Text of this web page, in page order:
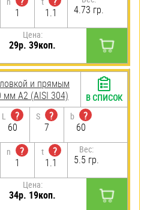
1
1.1
4.73 гр.
Цена:
29р. 39коп.
и прямым
мм А2 (AISI 304)
L
?
60
S
?
7
b
?
60
n
?
1
t
?
1.1
Вес:
5.5 гр.
Цена:
34р. 19коп.
В СПИСОК